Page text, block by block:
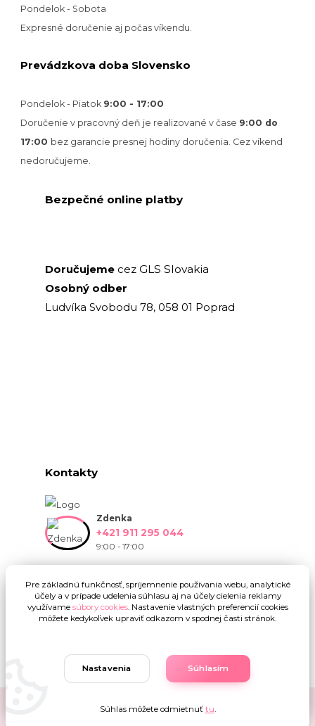
Pondelok - Sobota
Expresné doručenie aj počas víkendu.
Prevádzkova doba Slovensko
Pondelok - Piatok 9:00 - 17:00
Doručenie v pracovný deň je realizované v čase 9:00 do
17:00 bez garancie presnej hodiny doručenia. Cez víkend
nedoručujeme.
Bezpečné online platby
Doručujeme cez GLS Slovakia
Osobný odber
Ludvíka Svobodu 78, 058 01 Poprad
Kontakty
Zdenka
+421 911 295 044
9:00 - 17:00
Upravit sběr cookies.
Copyright © 2019 - 2025 Onlinekvetinarstvo.sk
Pre základnú funkčnosť, spríjemnenie používania webu, analytické
účely a v prípade udelenia súhlasu aj na účely cielenia reklamy
využívame súbory cookies. Nastavenie vlastných preferencií cookies
môžete kedykoľvek upraviť odkazom v spodnej časti stránok.
Nastavenia Súhlasím
Súhlas môžete odmietnuť tu.